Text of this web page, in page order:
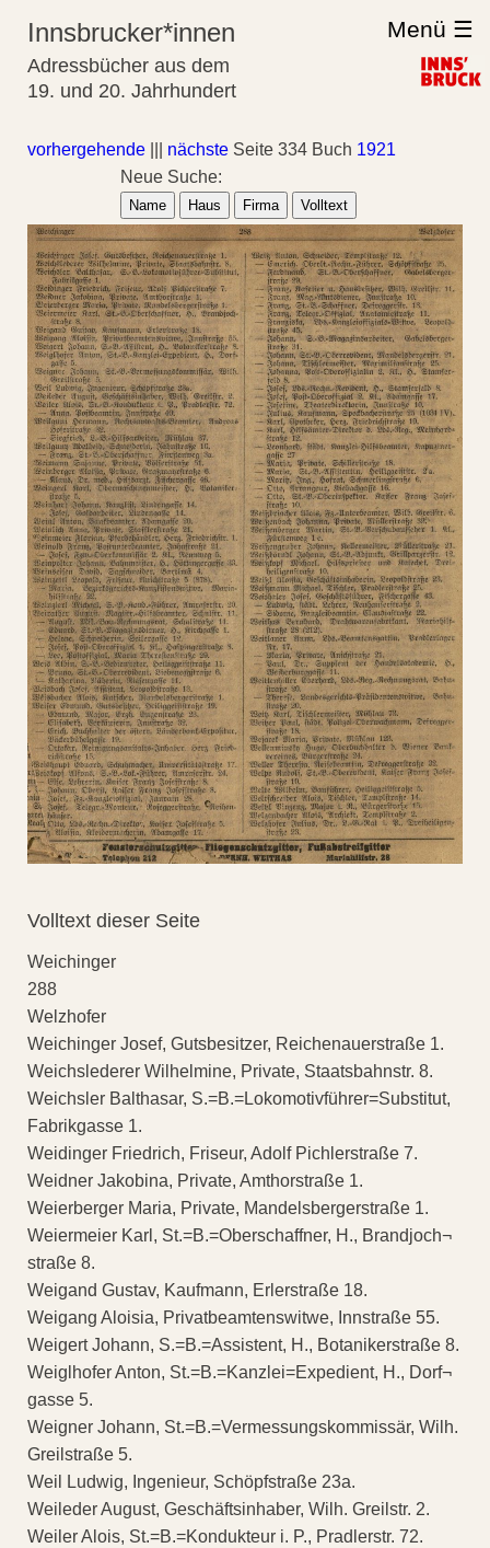
Innsbrucker*innen
Adressbücher aus dem
19. und 20. Jahrhundert
Menü ☰
vorhergehende nächste Seite 334 Buch 1921
Neue Suche:
Name Haus Firma Volltext
Volltext dieser Seite
Weichinger
288
Welzhofer
Weichinger Josef, Gutsbesitzer, Reichenauerstraße 1.
Weichslederer Wilhelmine, Private, Staatsbahnstr. 8.
Weichsler Balthasar, S.=B.=Lokomotivführer=Substitut,
Fabrikgasse 1.
Weidinger Friedrich, Friseur, Adolf Pichlerstraße 7.
Weidner Jakobina, Private, Amthorstraße 1.
Weierberger Maria, Private, Mandelsbergerstraße 1.
Weiermeier Karl, St.=B.=Oberschaffner, H., Brandjoch¬
straße 8.
Weigand Gustav, Kaufmann, Erlerstraße 18.
Weigang Aloisia, Privatbeamtenswitwe, Innstraße 55.
Weigert Johann, S.=B.=Assistent, H., Botanikerstraße 8.
Weiglhofer Anton, St.=B.=Kanzlei=Expedient, H., Dorf¬
gasse 5.
Weigner Johann, St.=B.=Vermessungskommissär, Wilh.
Greilstraße 5.
Weil Ludwig, Ingenieur, Schöpfstraße 23a.
Weileder August, Geschäftsinhaber, Wilh. Greilstr. 2.
Weiler Alois, St.=B.=Kondukteur i. P., Pradlerstr. 72.